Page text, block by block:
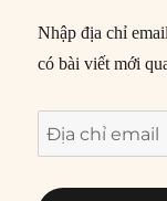
Nhập địa chỉ
có bài viết mới
Địa
chỉ
email